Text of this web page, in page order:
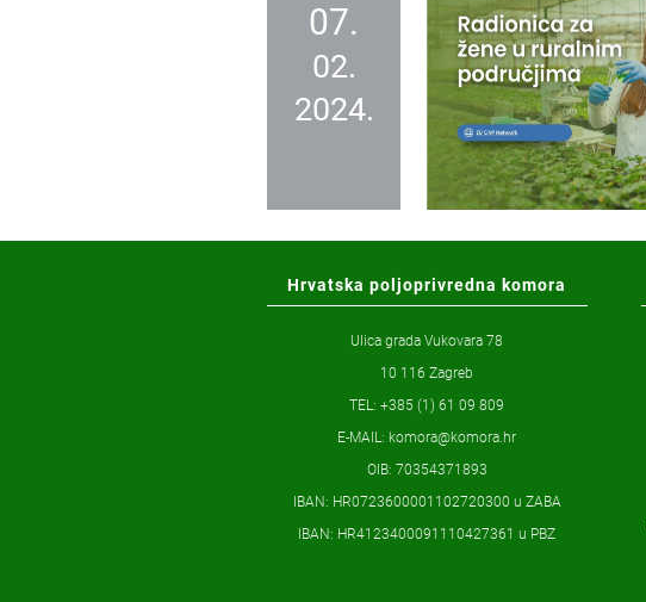
07.
02.
2024.
Hrvatska poljoprivredna komora
Ulica grada Vukovara 78
10 116 Zagreb
TEL: +385 (1) 61 09 809
E-MAIL: komora@komora.hr
OIB: 70354371893
IBAN: HR0723600001102720300 u ZABA
IBAN: HR4123400091110427361 u PBZ